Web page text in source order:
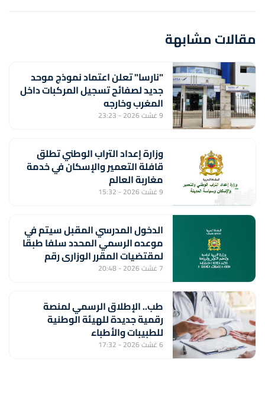
مقالات مشابهة
"نارسا" تعلن اعتماد نموذج موحد
جديد لصفائح تسجيل المركبات داخل
المغرب وخارجه
9 غشت 2026 - 23:23
وزارة إعداد التراب الوطني تطلق
قافلة التعمير والإسكان في خدمة
مغاربة العالم
9 غشت 2026 - 15:32
الدخول المدرسي المقبل سیتم في
موعده الرسمي المحدد سلفا طبقا
لمقتضیات المقرر الوزاري رقم
047.26 (وزارة التربية الوطنية)
7 غشت 2026 - 20:48
طب.. الإطلاق الرسمي لمنصة
رقمية جديدة للهيئة الوطنية
للطبيبات والأطباء
6 غشت 2026 - 17:32